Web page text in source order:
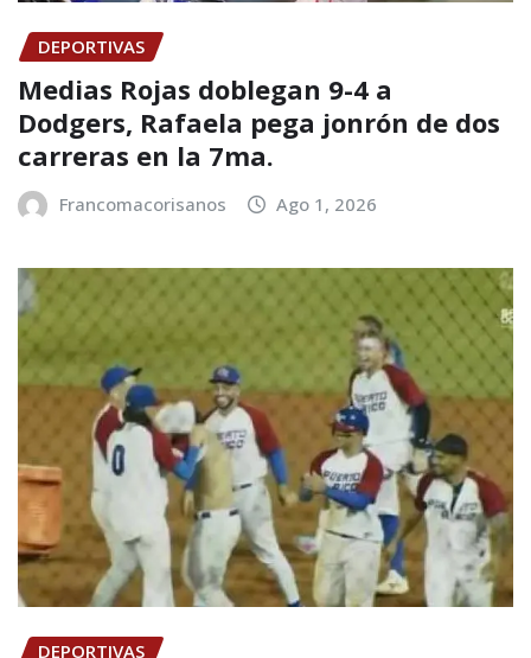
DEPORTIVAS
Medias Rojas doblegan 9-4 a
Dodgers, Rafaela pega jonrón de dos
carreras en la 7ma.
Francomacorisanos Ago 1, 2026
DEPORTIVAS